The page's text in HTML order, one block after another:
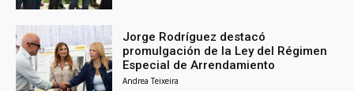
Jorge Rodríguez destacó
promulgación de la Ley del Régimen
Especial de Arrendamiento
Andrea Teixeira